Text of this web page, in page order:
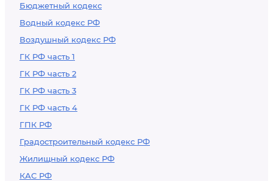
Бюджетный кодекс
Водный кодекс РФ
Воздушный кодекс РФ
ГК РФ часть 1
ГК РФ часть 2
ГК РФ часть 3
ГК РФ часть 4
ГПК РФ
Градостроительный кодекс РФ
Жилищный кодекс РФ
КАС РФ